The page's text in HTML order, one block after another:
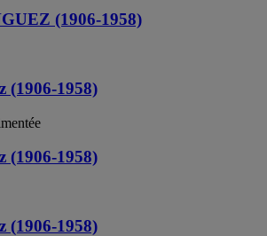
(1906-1958)
(1906-1958)
(1906-1958)
(1906-1958)